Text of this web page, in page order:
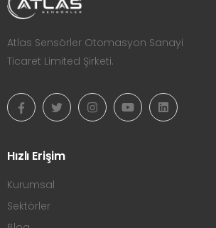
Atlas Sensörler Otomasyon Sanayi
Ticaret Limited Şirketi.
Hızlı Erişim
Kurumsal
Sektörler